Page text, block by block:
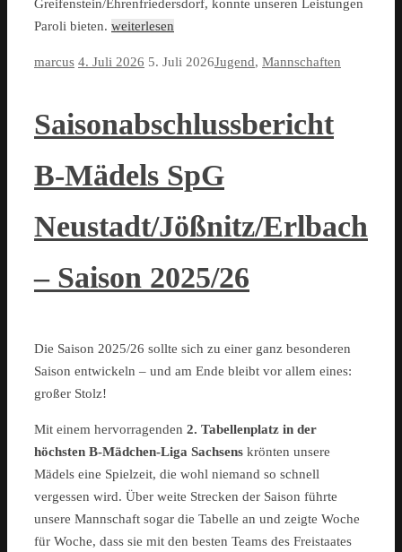
Greifenstein/Ehrenfriedersdorf, konnte unseren Leistungen
Paroli bieten. weiterlesen
marcus 4. Juli 2026 5. Juli 2026Jugend, Mannschaften
Saisonabschlussbericht
B-Mädels SpG
Neustadt/Jößnitz/Erlbach
– Saison 2025/26
Die Saison 2025/26 sollte sich zu einer ganz besonderen
Saison entwickeln – und am Ende bleibt vor allem eines:
großer Stolz!
Mit einem hervorragenden 2. Tabellenplatz in der
höchsten B-Mädchen-Liga Sachsens krönten unsere
Mädels eine Spielzeit, die wohl niemand so schnell
vergessen wird. Über weite Strecken der Saison führte
unsere Mannschaft sogar die Tabelle an und zeigte Woche
für Woche, dass sie mit den besten Teams des Freistaates